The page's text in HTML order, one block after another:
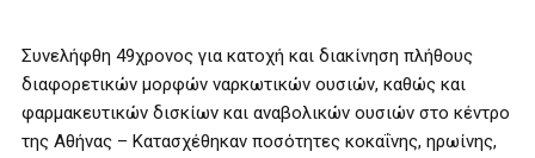
Συνελήφθη 49χρονος για κατοχή και διακίνηση πλήθους
διαφορετικών μορφών ναρκωτικών ουσιών, καθώς και
φαρμακευτικών δισκίων και αναβολικών ουσιών στο κέντρο
της Αθήνας – Κατασχέθηκαν ποσότητες κοκαΐνης, ηρωίνης,